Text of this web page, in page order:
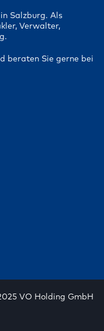
Salzburg. Als
Verwalter,
beraten Sie gerne bei
VO Holding GmbH